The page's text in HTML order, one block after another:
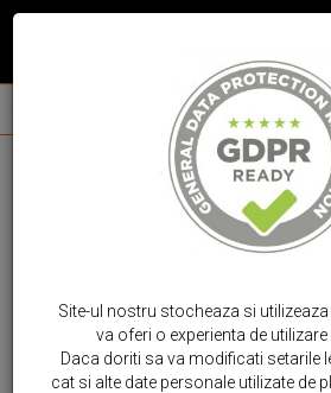
Site-ul nostru stocheaza si
va oferi o experienta de utilizare
Daca doriti sa va modificati setarile
cat si alte date personale utilizate de